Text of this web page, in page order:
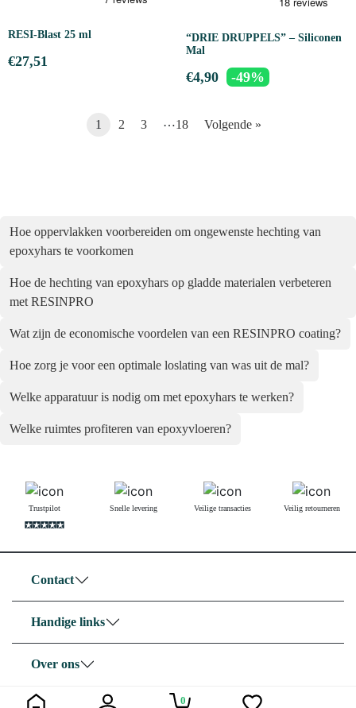
RESI-Blast 25 ml
€27,51
“DRIE DRUPPELS” – Siliconen
Mal
€4,90 -49%
1 2 3 …18 Volgende »
Hoe oppervlakken voorbereiden om ongewenste hechting van
epoxyhars te voorkomen
Hoe de hechting van epoxyhars op gladde materialen verbeteren
met RESINPRO
Wat zijn de economische voordelen van een RESINPRO coating?
Hoe zorg je voor een optimale loslating van was uit de mal?
Welke apparatuur is nodig om met epoxyhars te werken?
Welke ruimtes profiteren van epoxyvloeren?
Trustpilot Snelle levering Veilige transacties Veilig retourneren
Contact
Handige links
Over ons
0